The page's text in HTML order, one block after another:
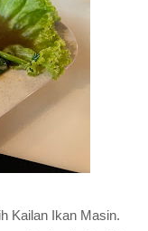
Kailan Ikan Masin.